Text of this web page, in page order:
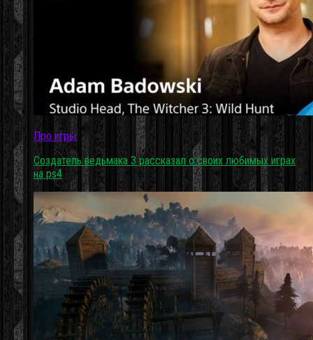
Про игры
Создатель ведьмака 3 рассказал о своих любимых играх
на ps4